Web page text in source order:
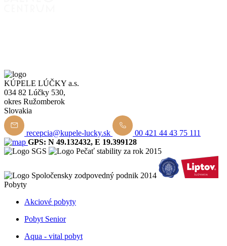
KÚPELE LÚČKY a.s.
034 82 Lúčky 530,
okres Ružomberok
Slovakia
recepcia@kupele-lucky.sk
00 421 44 43 75 111
GPS: N 49.132432, E 19.399128
Pobyty
Akciové pobyty
Pobyt Senior
Aqua - vital pobyt